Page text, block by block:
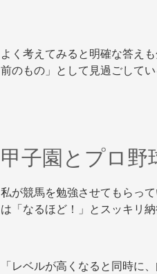
よく考えてみると明確な答え
前のもの」として見過ごして
甲子園とプロ野
私が競馬を勉強させてもらっ
は「なるほど！」とスッキリ
「レベルが高くなると同時に